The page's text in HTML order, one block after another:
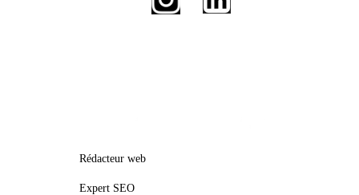
Rédacteur web
Expert SEO